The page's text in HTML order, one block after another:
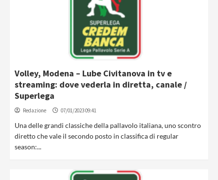
Volley, Modena – Lube Civitanova in tv e
streaming: dove vederla in diretta, canale /
Superlega
Redazione 07/01/2023 09:41
Una delle grandi classiche della pallavolo italiana, uno scontro
diretto che vale il secondo posto in classifica di regular
season:...